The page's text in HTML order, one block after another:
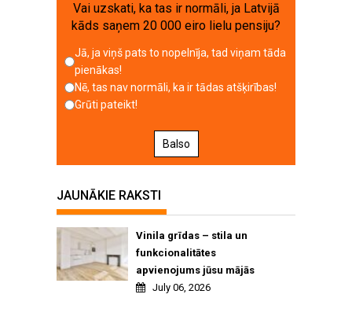
Vai uzskati, ka tas ir normāli, ja Latvijā
kāds saņem 20 000 eiro lielu pensiju?
Jā, ja viņš pats to nopelnīja, tad viņam tāda
pienākas!
Nē, tas nav normāli, ka ir tādas atšķirības!
Grūti pateikt!
Balso
JAUNĀKIE RAKSTI
Vinila grīdas – stila un
funkcionalitātes
apvienojums jūsu mājās
July 06, 2026